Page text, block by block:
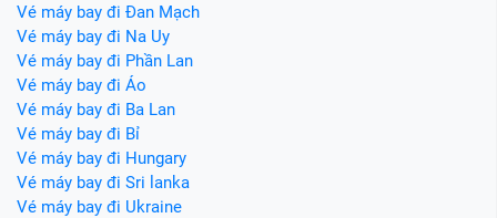
Vé máy bay đi Đan Mạch
Vé máy bay đi Na Uy
Vé máy bay đi Phần Lan
Vé máy bay đi Áo
Vé máy bay đi Ba Lan
Vé máy bay đi Bỉ
Vé máy bay đi Hungary
Vé máy bay đi Sri lanka
Vé máy bay đi Ukraine